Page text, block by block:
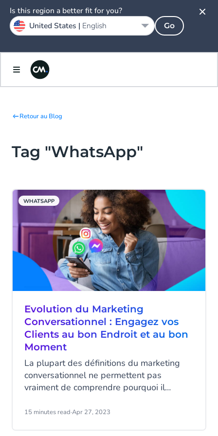
Retour au Blog
Tag "WhatsApp"
WHATSAPP
Evolution du Marketing
Conversationnel : Engagez vos
Clients au bon Endroit et au bon
Moment
La plupart des définitions du marketing
conversationnel ne permettent pas
vraiment de comprendre pourquoi il
clients grâce au dialogue », « interagir avec
15 minutes read·Apr 27, 2023
Is this region a better fit for you?
United States | English Go